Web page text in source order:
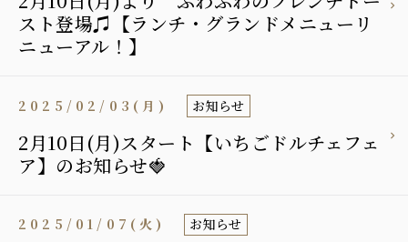
スト登場♫【ランチ・グランドメニューリ
ニューアル！】
2月10日(月)スタート【いちごドルチェフェ
ア】のお知らせ🍓
2025/02/03(月) お知らせ
2025/01/07(火) お知らせ